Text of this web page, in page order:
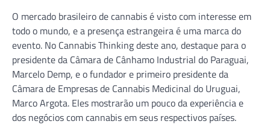
O mercado brasileiro de cannabis é visto com interesse em
todo o mundo, e a presença estrangeira é uma marca do
evento. No Cannabis Thinking deste ano, destaque para o
presidente da Câmara de Cânhamo Industrial do Paraguai,
Marcelo Demp, e o fundador e primeiro presidente da
Câmara de Empresas de Cannabis Medicinal do Uruguai,
Marco Argota. Eles mostrarão um pouco da experiência e
dos negócios com cannabis em seus respectivos países.